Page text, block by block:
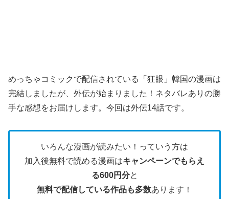
めっちゃコミックで配信されている「狂眼」韓国の漫画は
完結しましたが、外伝が始まりました！ネタバレありの勝
手な感想をお届けします。今回は外伝14話です。
いろんな漫画が読みたい！っていう方は
加入後無料で読める漫画はキャンペーンでもらえ
る600円分と
無料で配信している作品も多数あります！